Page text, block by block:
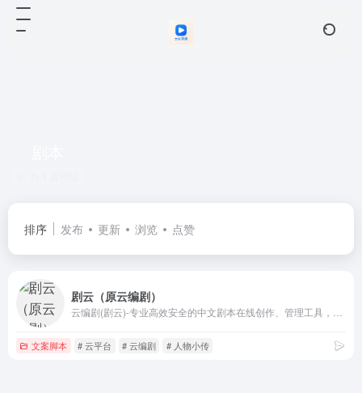
排序 发布 更新 浏览 点赞
剧云（原云编剧）
文案脚本 # 云平台 # 云编剧 # 人物小传